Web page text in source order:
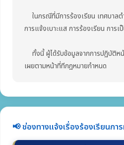
ในกรณีที่มีการร้องเรียน เทศบาลต
การแจ้งเบาะแส การร้องเรียน การ
ทั้งนี้ ผู้ได้รับข้อมูลจากการปฏิบัติหน้
เผยตามหน้าที่ทีกฎหมายกำหนด
📢 ช่องทางแจ้งเรื่องร้องเรียนก